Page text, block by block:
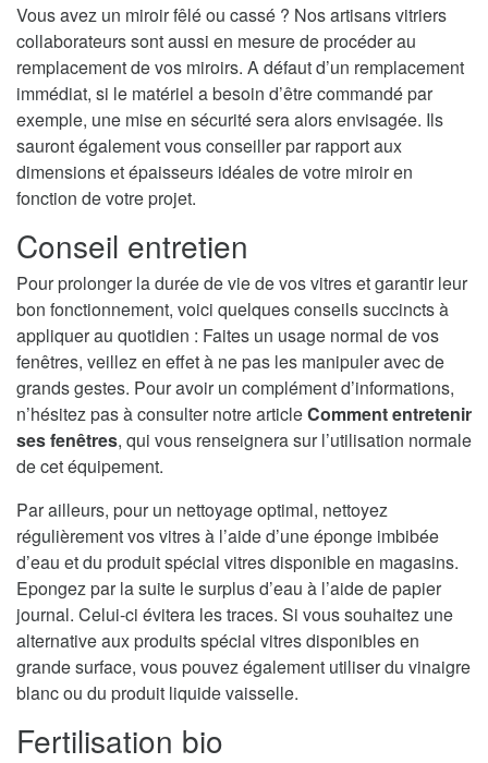
Vous avez un miroir fêlé ou cassé ? Nos artisans vitriers
collaborateurs sont aussi en mesure de procéder au
remplacement de vos miroirs. A défaut d’un remplacement
immédiat, si le matériel a besoin d’être commandé par
exemple, une mise en sécurité sera alors envisagée. Ils
sauront également vous conseiller par rapport aux
dimensions et épaisseurs idéales de votre miroir en
fonction de votre projet.
Conseil entretien
Pour prolonger la durée de vie de vos vitres et garantir leur
bon fonctionnement, voici quelques conseils succincts à
appliquer au quotidien : Faites un usage normal de vos
fenêtres, veillez en effet à ne pas les manipuler avec de
grands gestes. Pour avoir un complément d’informations,
n’hésitez pas à consulter notre articleComment entretenir
ses fenêtres, qui vous renseignera sur l’utilisation normale
de cet équipement.
Par ailleurs, pour un nettoyage optimal, nettoyez
régulièrement vos vitres à l’aide d’une éponge imbibée
d’eau et du produit spécial vitres disponible en magasins.
Epongez par la suite le surplus d’eau à l’aide de papier
journal. Celui-ci évitera les traces. Si vous souhaitez une
alternative aux produits spécial vitres disponibles en
grande surface, vous pouvez également utiliser du vinaigre
blanc ou du produit liquide vaisselle.
Fertilisation bio